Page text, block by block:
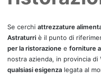
Se cerchi attrezzature
Astraturri è il punto di
per la ristorazione e forniture
nostra azienda, in provincia di
qualsiasi esigenza legata al